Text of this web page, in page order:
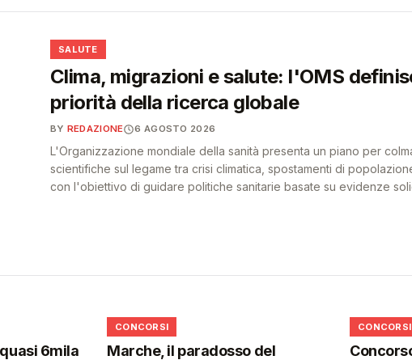
SALUTE
Clima, migrazioni e salute: l'OMS
priorità della ricerca globale
BY REDAZIONE 6 AGOSTO 2026
L'Organizzazione mondiale della sanità presenta un piano per
scientifiche sul legame tra crisi climatica, spostamenti di
con l'obiettivo di guidare politiche sanitarie basate su evidenze
6mila
📋
CONCORSI
Marche, il paradosso del
📋
CONCORSI